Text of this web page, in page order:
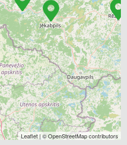
Leaflet | ©OpenStreetMapcontributors